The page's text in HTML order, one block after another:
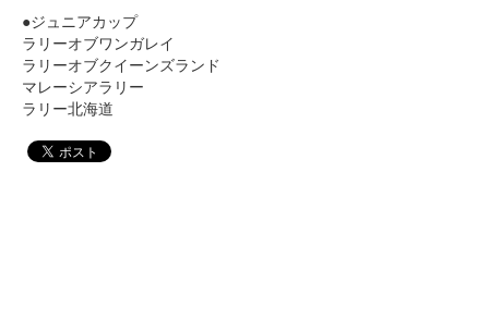
●ジュニアカップ
ラリーオブワンガレイ
ラリーオブクイーンズランド
マレーシアラリー
ラリー北海道